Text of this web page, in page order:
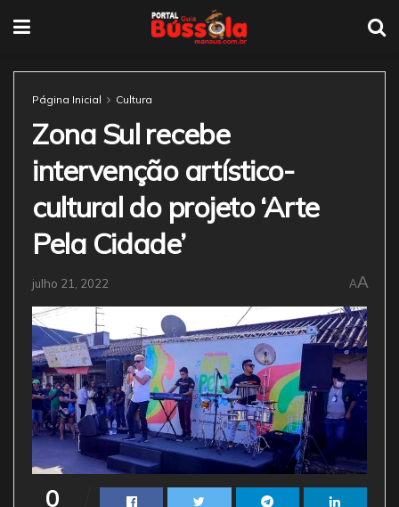
Página Inicial Cultura
Zona Sul recebe
intervenção artístico-
cultural do projeto ‘Arte
Pela Cidade’
julho 21, 2022 AA
0